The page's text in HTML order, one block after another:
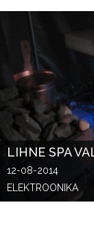
LIHNE SPA
12-08-2014
ELEKTROONIKA